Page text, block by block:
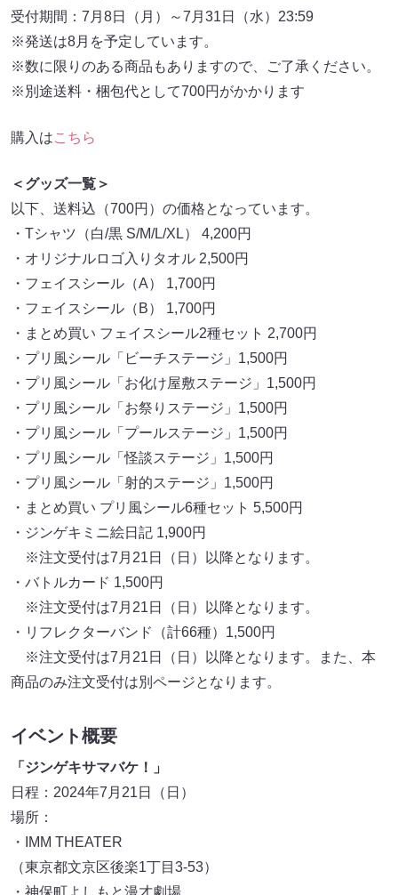
受付期間：7月8日（月）～7月31日（水）23:59
※発送は8月を予定しています。
※数に限りのある商品もありますので、ご了承ください。
※別途送料・梱包代として700円がかかります
購入はこちら
＜グッズ一覧＞
以下、送料込（700円）の価格となっています。
・Tシャツ（白/黒 S/M/L/XL） 4,200円
・オリジナルロゴ入りタオル 2,500円
・フェイスシール（A） 1,700円
・フェイスシール（B） 1,700円
・まとめ買い フェイスシール2種セット 2,700円
・プリ風シール「ビーチステージ」1,500円
・プリ風シール「お化け屋敷ステージ」1,500円
・プリ風シール「お祭りステージ」1,500円
・プリ風シール「プールステージ」1,500円
・プリ風シール「怪談ステージ」1,500円
・プリ風シール「射的ステージ」1,500円
・まとめ買い プリ風シール6種セット 5,500円
・ジンゲキミニ絵日記 1,900円
※注文受付は7月21日（日）以降となります。
・バトルカード 1,500円
※注文受付は7月21日（日）以降となります。
・リフレクターバンド（計66種）1,500円
※注文受付は7月21日（日）以降となります。また、本
商品のみ注文受付は別ページとなります。
イベント概要
「ジンゲキサマバケ！」
日程：2024年7月21日（日）
場所：
・IMM THEATER
（東京都文京区後楽1丁目3-53）
・神保町よしもと漫才劇場